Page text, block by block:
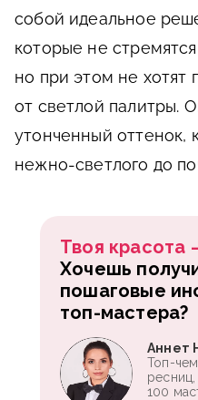
собой идеальное
которые не
но при этом не хотят
от светлой палитры.
утонченный оттенок,
нежно-светлого до
Твоя красота
Хочешь
пошаговые
топ-мастера?
Аннет
Топ-
100